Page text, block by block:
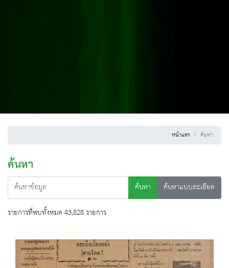
หน้าแรก ค้นหา
ค้นหา
ค้นหา
ค้นหาแบบละเอียด
รายการที่พบทั้งหมด 43,828 รายการ